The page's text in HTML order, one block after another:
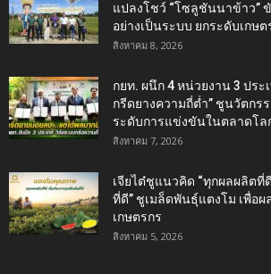
แปลงโชว์ “โซลูชันนาข้าว”
อย่างเป็นระบบ ยกระดับเกษต
สิงหาคม 8, 2026
กยท. ผนึก 4 หน่วยงาน 3 ประ
กรีดยางความถี่ต่ำ” ชูนวัตกร
ระดับการแข่งขันในตลาดโล
สิงหาคม 7, 2026
เจียไต๋ชูแนวคิด “ทุกผลผลิตที่
ที่ดี” ชูเมล็ดพันธุ์แตงโม เพื่อ
เกษตรกร
สิงหาคม 5, 2026